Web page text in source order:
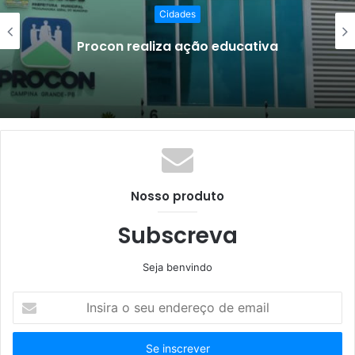
Cidades
ação educativa
Nosso produto
Subscreva
Seja benvindo
seu